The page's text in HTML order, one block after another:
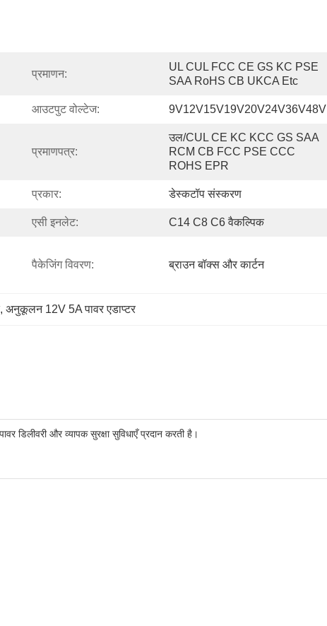
प्रमाणन:
UL CUL FCC CE GS KC PSE
SAA RoHS CB UKCA Etc
आउटपुट वोल्टेज: 9V12V15V19V20V24V36V48V
प्रमाणपत्र:
उल/CUL CE KC KCC GS SAA
RCM CB FCC PSE CCC
ROHS EPR
प्रकार: डेस्कटॉप संस्करण
एसी इनलेट: C14 C8 C6 वैकल्पिक
पैकेजिंग विवरण: ब्राउन बॉक्स और कार्टन
, अनुकूलन 12V 5A पावर एडाप्टर
डिलीवरी और व्यापक सुरक्षा सुविधाएँ प्रदान करती है।